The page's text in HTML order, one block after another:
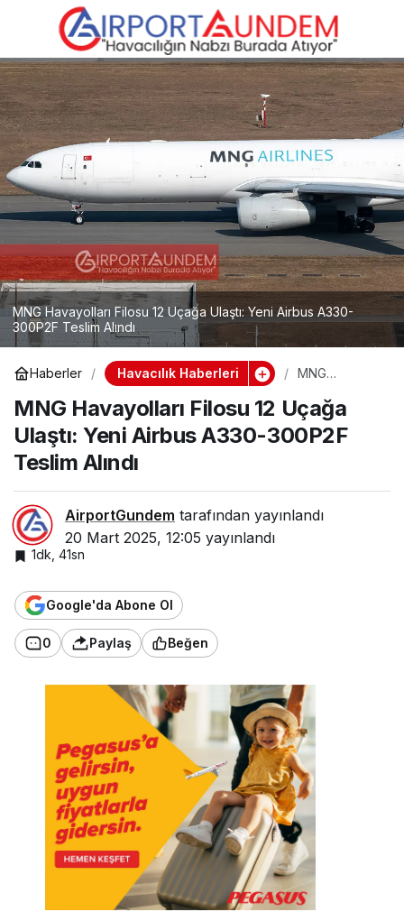
MNG Havayolları Filosu 12 Uçağa Ulaştı: Yeni Airbus A330-
300P2F Teslim Alındı
Haberler Havacılık Haberleri
MNG
Filosu 12
Uçağa Ulaştı:
Yeni Airbus
MNG Havayolları Filosu 12 Uçağa
Ulaştı: Yeni Airbus A330-300P2F
Teslim Alındı
AirportGundem tarafından yayınlandı
20 Mart 2025, 12:05 yayınlandı
1dk, 41sn
Google'da Abone Ol
0 Paylaş Beğen
Ermenistan, ICAO’nun
Baskısıyla Havacılıkta
İflasın Eşiğinden Döndü
0